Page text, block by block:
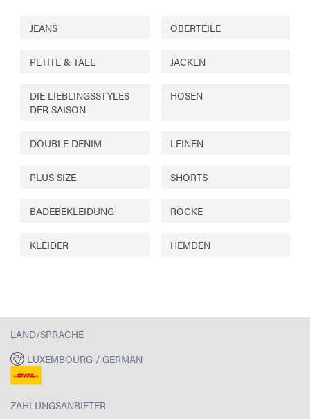
JEANS OBERTEILE
PETITE & TALL JACKEN
DIE LIEBLINGSSTYLES
DER SAISON
HOSEN
DOUBLE DENIM LEINEN
PLUS SIZE SHORTS
BADEBEKLEIDUNG RÖCKE
KLEIDER HEMDEN
LAND/SPRACHE
LUXEMBOURG / GERMAN
ZAHLUNGSANBIETER